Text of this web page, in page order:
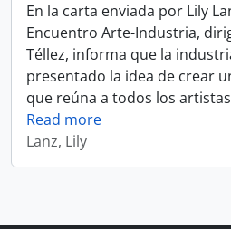
En la carta enviada por Lily
Encuentro Arte-Industria,
Téllez, informa que la
presentado la idea de crear
que reúna a todos los
Read more
Lanz, Lily